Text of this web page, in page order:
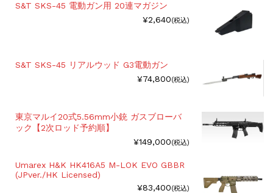
S&T SKS-45 電動ガン用 20連マガジン
¥2,640(税込)
S&T SKS-45 リアルウッド G3電動ガン
¥74,800(税込)
東京マルイ20式5.56mm小銃 ガスブローバ
ック【2次ロッド予約順】
¥149,000(税込)
Umarex H&K HK416A5 M-LOK EVO GBBR
(JPver./HK Licensed)
¥83,400(税込)